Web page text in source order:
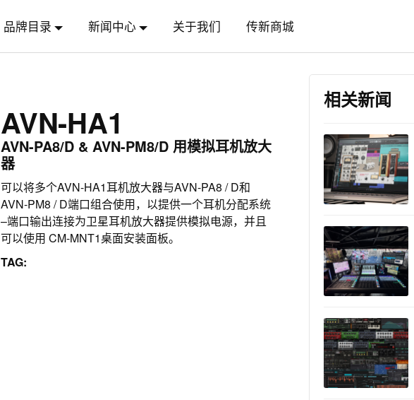
品牌目录 新闻中心 关于我们 传新商城
AVN-HA1
AVN-PA8/D & AVN-PM8/D 用模拟耳机放大
器
可以将多个AVN-HA1耳机放大器与AVN-PA8 / D和
AVN-PM8 / D端口组合使用，以提供一个耳机分配系统
–端口输出连接为卫星耳机放大器提供模拟电源，并且
可以使用 CM-MNT1桌面安装面板。
TAG:
相关新闻